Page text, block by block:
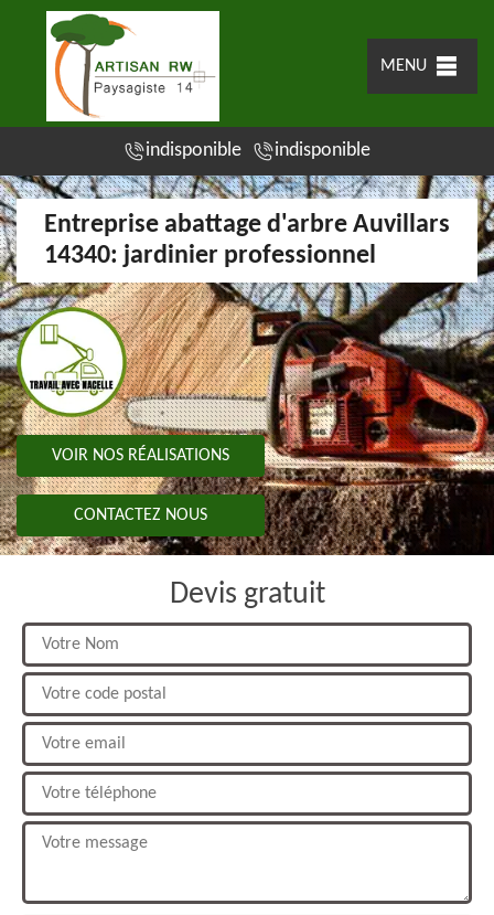
MENU
indisponible indisponible
Entreprise abattage d'arbre Auvillars
14340: jardinier professionnel
VOIR NOS RÉALISATIONS
CONTACTEZ NOUS
Devis gratuit